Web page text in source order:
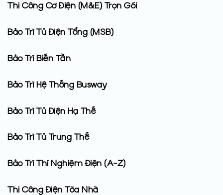
Thi Công Cơ Điện (M&E) Trọn Gói
Bảo Trì Tủ Điện Tổng (MSB)
Bảo Trì Biến Tần
Bảo Trì Hệ Thống Busway
Bảo Trì Tủ Điện Hạ Thế
Bảo Trì Tủ Trung Thế
Bảo Trì Thí Nghiệm Điện (A-Z)
Thi Công Điện Tòa Nhà